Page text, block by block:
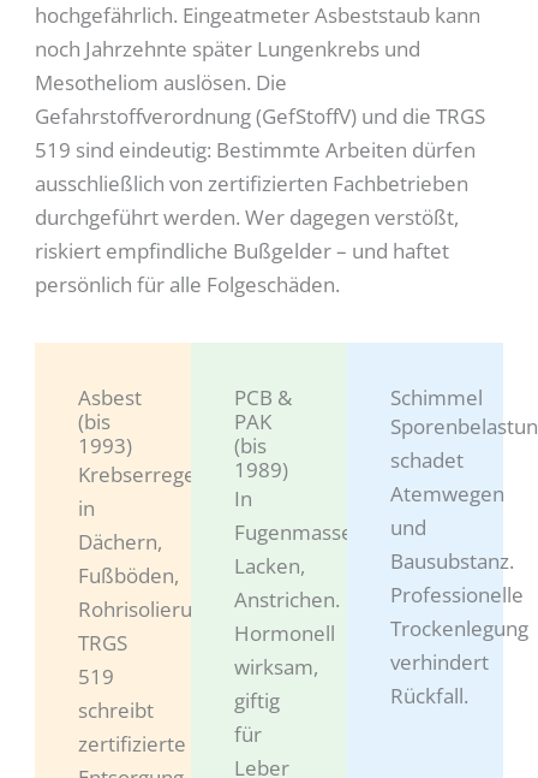
hochgefährlich. Eingeatmeter Asbeststaub kann
noch Jahrzehnte später Lungenkrebs und
Mesotheliom auslösen. Die
Gefahrstoffverordnung (GefStoffV) und die TRGS
519 sind eindeutig: Bestimmte Arbeiten dürfen
ausschließlich von zertifizierten Fachbetrieben
durchgeführt werden. Wer dagegen verstößt,
riskiert empfindliche Bußgelder – und haftet
persönlich für alle Folgeschäden.
Asbest
(bis
1993)
Krebserregend,
in
Dächern,
Fußböden,
Rohrisolierungen.
TRGS
519
schreibt
zertifizierte
PCB &
PAK
(bis
1989)
In
Fugenmassen,
Lacken,
Anstrichen.
Hormonell
wirksam,
giftig
für
Leber
Schimmel
schadet
Atemwegen
und
Bausubstanz.
Professionelle
Trockenlegung
verhindert
Rückfall.